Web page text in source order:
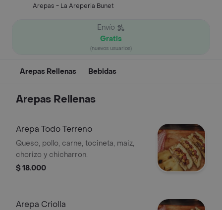
Arepas - La Areperia Bunet
Envío
Gratis
(nuevos usuarios)
Arepas Rellenas Bebidas
Arepas Rellenas
Arepa Todo Terreno
Queso, pollo, carne, tocineta, maiz,
chorizo y chicharron.
$ 18.000
Arepa Criolla